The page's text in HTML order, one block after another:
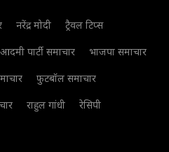
नरेंद्र मोदी
ट्रैवल टिप्स
पार्टी समाचार
भाजपा समाचार
फुटबॉल समाचार
राहुल गांधी
रेसिपी